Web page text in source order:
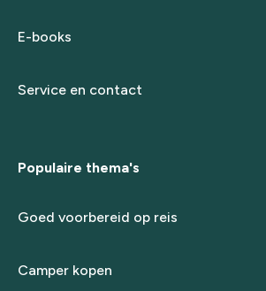
E-books
Service en contact
Populaire thema's
Goed voorbereid op reis
Camper kopen